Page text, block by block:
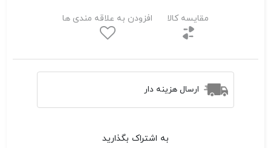
مقایسه کالا افزودن به علاقه مندی ها
ارسال هزینه دار
به اشتراک بگذارید